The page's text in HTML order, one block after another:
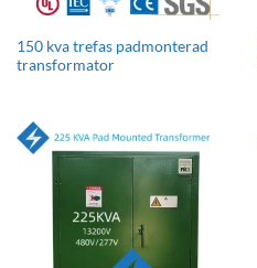
150 kva trefas padmonterad
transformator